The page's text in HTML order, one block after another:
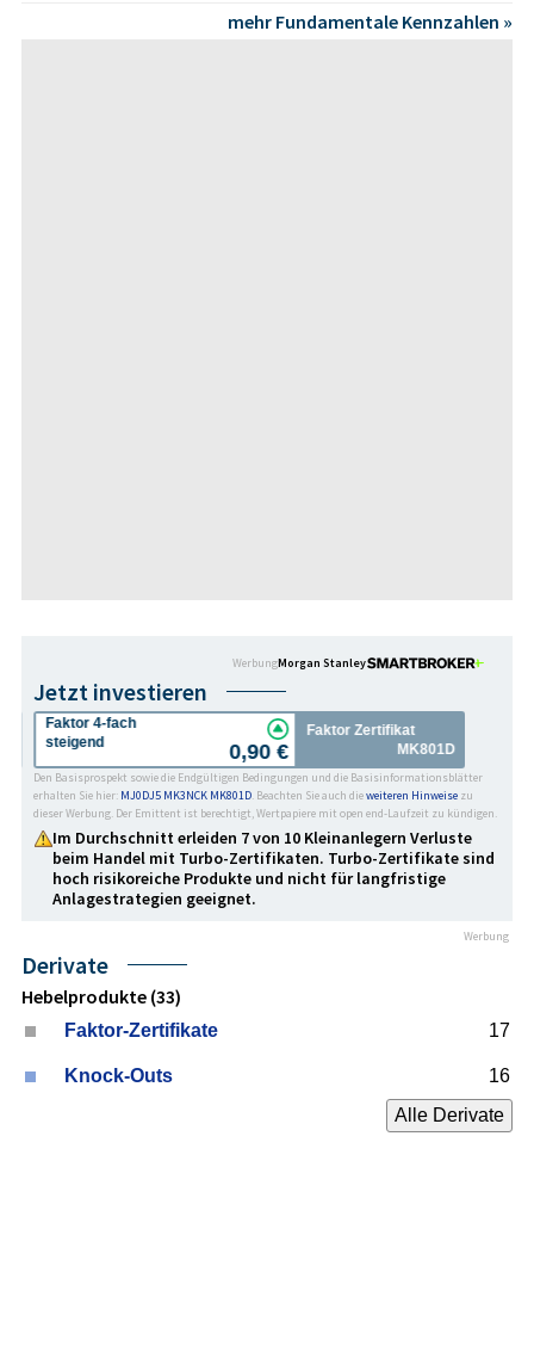
mehr Fundamentale Kennzahlen »
WerbungMorgan Stanley
Jetzt investieren
Faktor 4-fach
steigend
0,90 €
Faktor Zertifikat
MK801D
Den Basisprospekt sowie die Endgültigen Bedingungen und die Basisinformationsblätter
erhalten Sie hier: MJ0DJ5 MK3NCK MK801D. Beachten Sie auch dieweiteren Hinweise zu
dieser Werbung. Der Emittent ist berechtigt, Wertpapiere mit open end-Laufzeit zu kündigen.
Im Durchschnitt erleiden 7 von 10 Kleinanlegern Verluste
beim Handel mit Turbo-Zertifikaten. Turbo-Zertifikate sind
hoch risikoreiche Produkte und nicht für langfristige
Anlage­strategien geeignet.
Werbung
Derivate
Hebelprodukte (33)
Faktor-Zertifikate 17
Knock-Outs 16